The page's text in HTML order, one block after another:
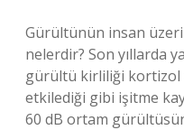
Gürültünün insan
nelerdir? Son yıllarda
gürültü kirliliği kortizol
etkilediği gibi işitme
60 dB ortam